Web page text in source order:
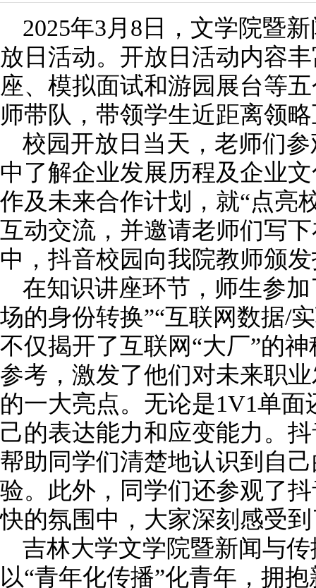
2025年3月8日，文学院暨
放日活动。开放日活动内容
座、模拟面试和游园展台等
师带队，带领学生近距离领
校园开放日当天， 老师们
中了解企业发展历程及企业
作及未来合作计划， 就“点亮
互动交流 ，并邀请老师们写
中，抖音校园向我院教师颁
在知识讲座环节，师生参
场的身份转换”“互联网数据/
不仅揭开了互联网“大厂”的
参考 ，激发了他们对未来职
的一大亮点。无论是1V1单面
己的表达能力和应变能力。
帮助同学们清楚地认识到自
验。此外，同学们还参观了
快的氛围中，大家深刻感受
吉林大学文学院暨新闻与
以“青年化传播”化青年，拥